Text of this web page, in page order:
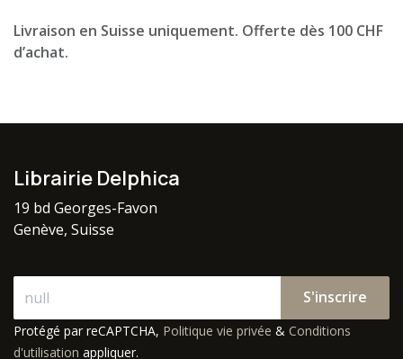
Livraison en Suisse uniquement. Offerte dès 100 CHF
d’achat.
Librairie Delphica
19 bd Georges-Favon
Genève, Suisse
S'inscrire
Protégé par reCAPTCHA, Politique vie privée & Conditions
d'utilisation appliquer.